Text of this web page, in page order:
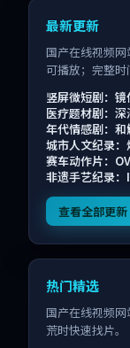
最新更新
国产在线视频
可播放；完整时
竖屏微短剧：镜
医疗题材剧：深
年代情感剧：和
城市人文纪录
赛车动作片：
非遗手艺纪录
查看全部更新
热门精选
国产在线视频
荒时快速找片。